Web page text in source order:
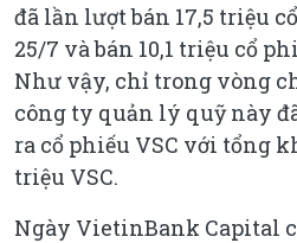
đã lần lượt bán 17,5 triệu
25/7 và bán 10,1 triệu cổ
Như vậy, chỉ trong vòng
công ty quản lý quỹ này
ra cổ phiếu VSC với tổng
triệu VSC.
Ngày VietinBank Capital